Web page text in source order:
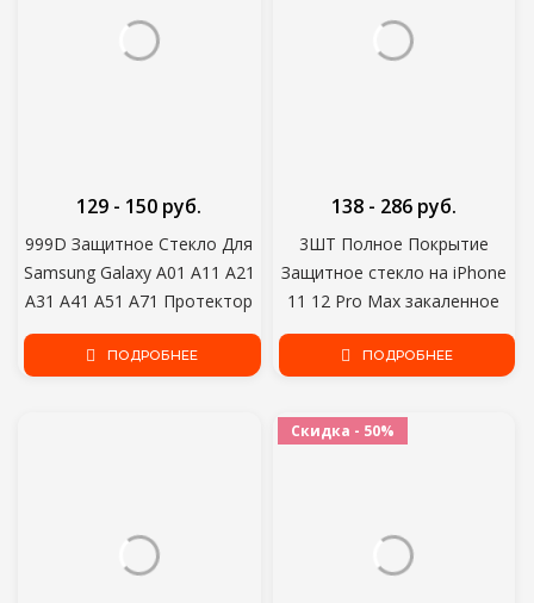
999D Защитное Стекло Для
Samsung Galaxy A01 A11 A21
A31 A41 A51 A71 Протектор
Экрана M01 M11 M21 M31
M51 A30 A50 Защитное
129 - 150 руб.
ПОДРОБНЕЕ
3ШТ Полное Покрытие
Защитное стекло на iPhone
11 12 Pro Max закаленное
Стекло Пленка iPhone X XR
XS Max Протектор Экрана
138 - 286 руб.
ПОДРОБНЕЕ
Скидка - 50%